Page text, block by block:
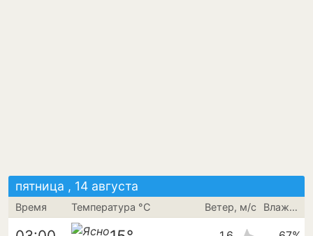
пятница , 14 августа
Время Температура °C Ветер, м/с Влажность